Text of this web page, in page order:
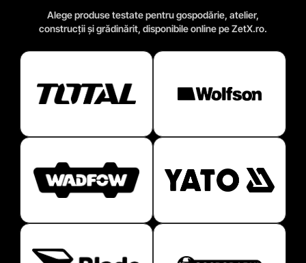
Alege produse testate pentru gospodărie, atelier,
construcții și grădinărit, disponibile online pe ZetX.ro.